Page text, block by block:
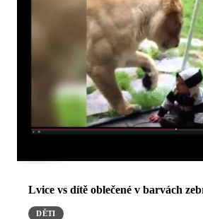
Lvice vs dítě oblečené v barvách
DĚTI